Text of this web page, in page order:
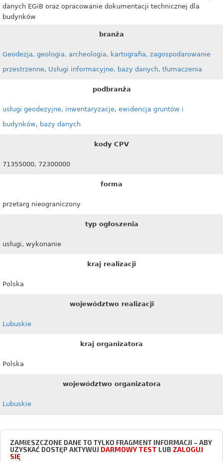
danych EGiB oraz opracowanie dokumentacji technicznej dla
budynków
branża
Geodezja, geologia, archeologia, kartografia, zagospodarowanie
przestrzenne, Usługi informacyjne, bazy danych, tłumaczenia
podbranża
usługi geodezyjne, inwentaryzacje, ewidencja gruntów i
budynków, bazy danych
kody CPV
71355000, 72300000
forma
przetarg nieograniczony
typ ogłoszenia
usługi, wykonanie
kraj realizacji
Polska
województwo realizacji
Lubuskie
kraj organizatora
Polska
województwo organizatora
Lubuskie
ZAMIESZCZONE DANE TO TYLKO FRAGMENT INFORMACJI – ABY
UZYSKAĆ DOSTĘP AKTYWUJ DARMOWY TEST LUB ZALOGUJ
SIĘ